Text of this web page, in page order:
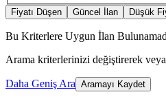
Fiyatı Düşen Güncel İlan Düşük
Bu Kriterlere Uygun İlan
Arama kriterlerinizi değiştirerek
Daha Geniş Ara Aramayı Kaydet